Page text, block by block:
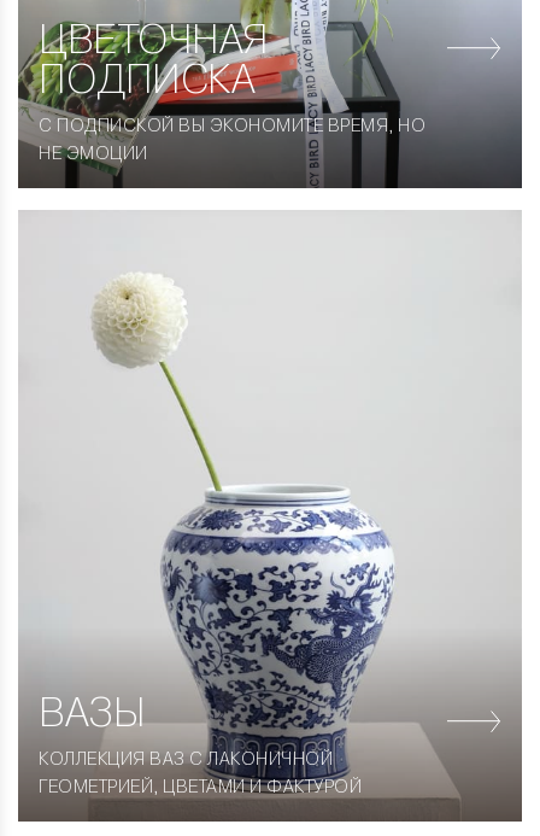
ЦВЕТОЧНАЯ
ПОДПИСКА
С ПОДПИСКОЙ ВЫ ЭКОНОМИТЕ ВРЕМЯ, НО
НЕ ЭМОЦИИ
ВАЗЫ
КОЛЛЕКЦИЯ ВАЗ С ЛАКОНИЧНОЙ
ГЕОМЕТРИЕЙ, ЦВЕТАМИ И ФАКТУРОЙ